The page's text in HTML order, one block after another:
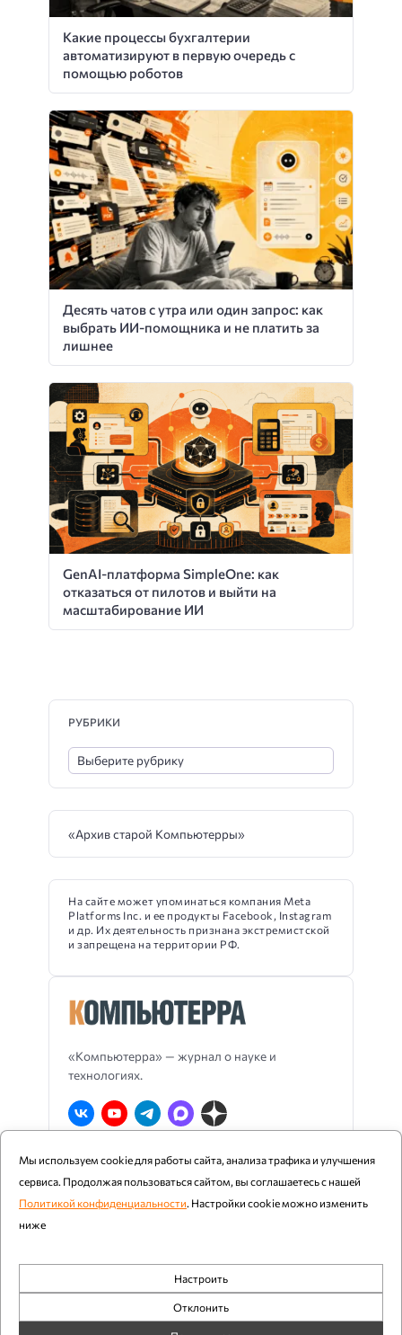
Какие процессы бухгалтерии
автоматизируют в первую очередь с
помощью роботов
Десять чатов с утра или один запрос: как
выбрать ИИ-помощника и не платить за
лишнее
GenAI-платформа SimpleOne: как
отказаться от пилотов и выйти на
масштабирование ИИ
«Компьютерра» — журнал о науке и
технологиях.
О Компьютерре Блог издания
RSS
Реклама
Политика конфиденциальности
РУБРИКИ
«Архив старой Компьютерры»
На сайте может упоминаться компания Meta
Platforms Inc. и ее продукты Facebook, Instagram
и др. Их деятельность признана экстремистской
и запрещена на территории РФ.
Компьютерра ©1997 - 2026
При цитировании и использовании любых материалов
ссылка на «Компьютерру» обязательна. Возрастное
ограничение: 12+.
Мы используем cookie для работы сайта, анализа трафика и улучшения
сервиса. Продолжая пользоваться сайтом, вы соглашаетесь с нашей
Политикой конфиденциальности. Настройки cookie можно изменить
ниже
Обязательные
Настроить
Отклонить